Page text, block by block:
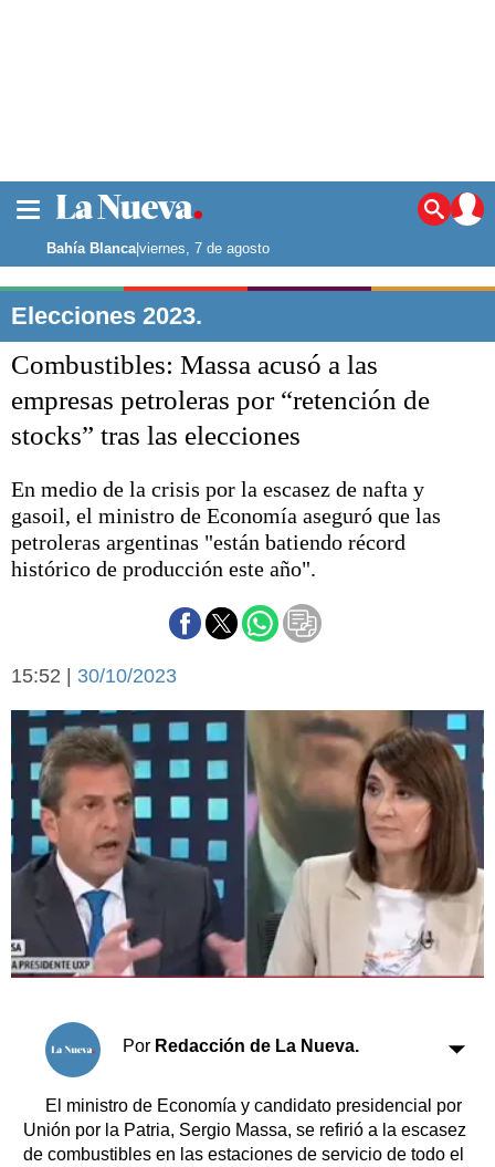
Noticias
La ciudad
Punta Alta
El mundo
Seguridad
Opinión
Escenario Olímpico
Liga del Sur
Básquetbol
Fútbol
Federal A
Cines
Economía y campo
Espacio empresas
Sociedad y tiempo
libre
Sociedad
Tecnología
Turismo
Salud
Es viral
El tiempo
Cartón Lleno
Fúnebres
Horóscopo
Suplementos
Servicios
Farmacias
Transportes
Loterías
Bahía Blanca|viernes, 7 de agosto
Elecciones 2023.
Combustibles: Massa acusó a las
empresas petroleras por “retención de
stocks” tras las elecciones
En medio de la crisis por la escasez de nafta y
gasoil, el ministro de Economía aseguró que las
petroleras argentinas "están batiendo récord
histórico de producción este año".
15:52 | 30/10/2023
Por Redacción de La Nueva.
El ministro de Economía y candidato presidencial por
Unión por la Patria, Sergio Massa, se refirió a la escasez
de combustibles en las estaciones de servicio de todo el